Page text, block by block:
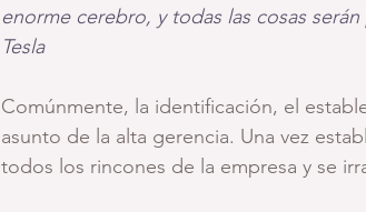
enorme cerebro, y todas las cosas
Tesla
Comúnmente, la identificación, el
asunto de la alta gerencia. Una vez
todos los rincones de la empresa y se